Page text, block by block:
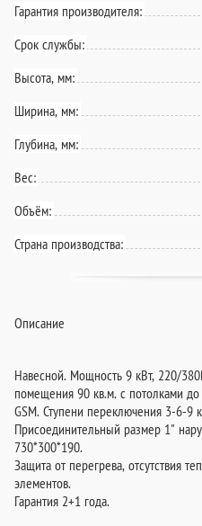
Гарантия производителя:
Срок службы:
Высота, мм:
Ширина, мм:
Глубина, мм:
Вес:
Объём:
Страна производства:
Описание
Навесной. Мощность 9 кВт, 220/
помещения 90 кв.м. с потолками
GSM. Ступени переключения 3-6-9
Присоединительный размер 1"
730*300*190.
Защита от перегрева, отсутствия
элементов.
Гарантия 2+1 года.